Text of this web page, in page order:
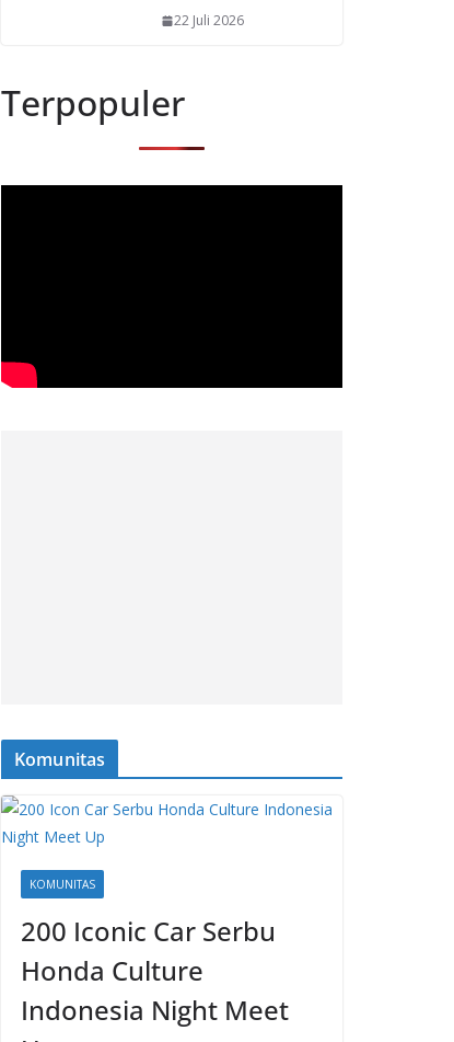
22 Juli 2026
Terpopuler
Komunitas
KOMUNITAS
200 Iconic Car Serbu
Honda Culture
Indonesia Night Meet